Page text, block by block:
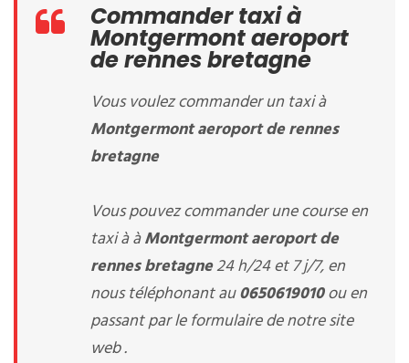
Commander taxi à
Montgermont aeroport
de rennes bretagne
Vous voulez commander un taxi à
Montgermont aeroport de rennes
bretagne
Vous pouvez commander une course en
taxi à àMontgermont aeroport de
rennes bretagne24 h/24 et 7 j/7, en
nous téléphonant au0650619010ou en
passant par le formulaire de notre site
web .